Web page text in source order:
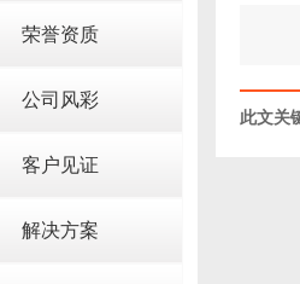
荣誉资质
公司风彩
客户见证
解决方案
此文关